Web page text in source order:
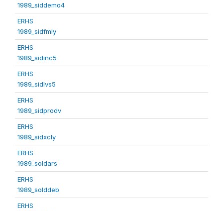
1989_siddemo4
ERHS
1989_sidfmly
ERHS
1989_sidinc5
ERHS
1989_sidlvs5
ERHS
1989_sidprodv
ERHS
1989_sidxcly
ERHS
1989_soldars
ERHS
1989_solddeb
ERHS